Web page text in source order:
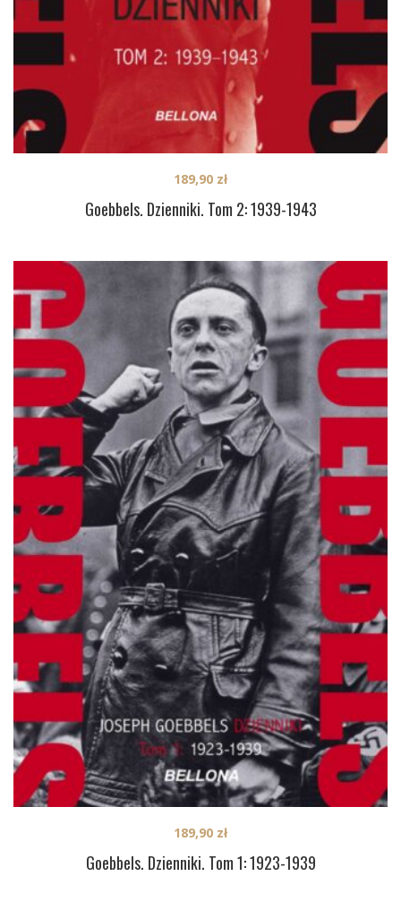
Goebbels. Dzienniki. Tom 2: 1939-1943
189,90 zł
Goebbels. Dzienniki. Tom 1: 1923-1939
189,90 zł